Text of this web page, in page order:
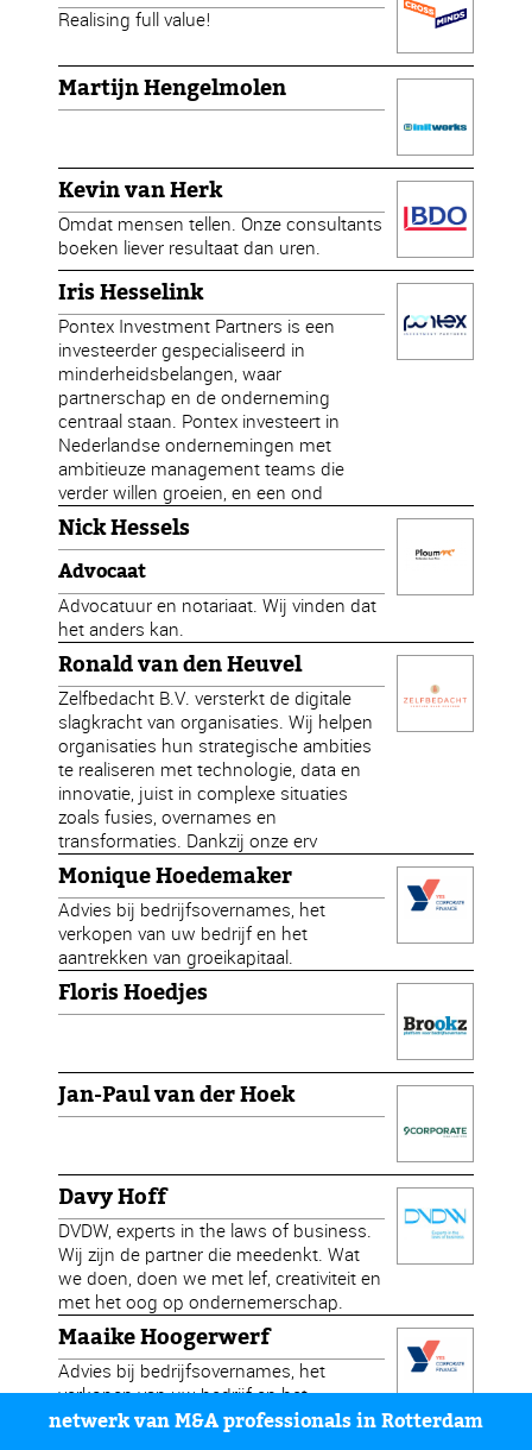
Realising full value!
Martijn Hengelmolen
Kevin van Herk
Omdat mensen tellen. Onze consultants
boeken liever resultaat dan uren.
Iris Hesselink
Pontex Investment Partners is een
investeerder gespecialiseerd in
minderheidsbelangen, waar
partnerschap en de onderneming
centraal staan. Pontex investeert in
Nederlandse ondernemingen met
ambitieuze management teams die
verder willen groeien, en een ond
Nick Hessels
Advocaat
Advocatuur en notariaat. Wij vinden dat
het anders kan.
Ronald van den Heuvel
Zelfbedacht B.V. versterkt de digitale
slagkracht van organisaties. Wij helpen
organisaties hun strategische ambities
te realiseren met technologie, data en
innovatie, juist in complexe situaties
zoals fusies, overnames en
transformaties. Dankzij onze erv
Monique Hoedemaker
Advies bij bedrijfsovernames, het
verkopen van uw bedrijf en het
aantrekken van groeikapitaal.
Floris Hoedjes
Jan-Paul van der Hoek
Davy Hoff
DVDW, experts in the laws of business.
Wij zijn de partner die meedenkt. Wat
we doen, doen we met lef, creativiteit en
met het oog op ondernemerschap.
Maaike Hoogerwerf
Advies bij bedrijfsovernames, het
verkopen van uw bedrijf en het
aantrekken van groeikapitaal.
netwerk van M&A professionals in Rotterdam